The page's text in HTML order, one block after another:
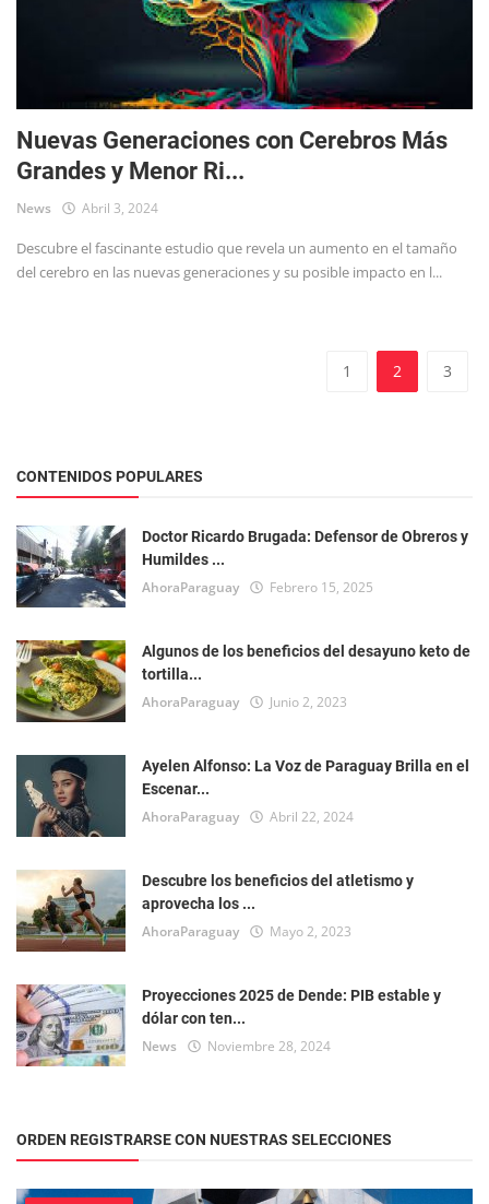
Nuevas Generaciones con Cerebros Más
Grandes y Menor Ri...
News Abril 3, 2024
Descubre el fascinante estudio que revela un aumento en el tamaño
del cerebro en las nuevas generaciones y su posible impacto en l...
1 2 3
CONTENIDOS POPULARES
Doctor Ricardo Brugada: Defensor de Obreros y
Humildes ...
AhoraParaguay Febrero 15, 2025
Algunos de los beneficios del desayuno keto de
tortilla...
AhoraParaguay Junio 2, 2023
Ayelen Alfonso: La Voz de Paraguay Brilla en el
Escenar...
AhoraParaguay Abril 22, 2024
Descubre los beneficios del atletismo y
aprovecha los ...
AhoraParaguay Mayo 2, 2023
Proyecciones 2025 de Dende: PIB estable y
dólar con ten...
News Noviembre 28, 2024
ORDEN REGISTRARSE CON NUESTRAS SELECCIONES